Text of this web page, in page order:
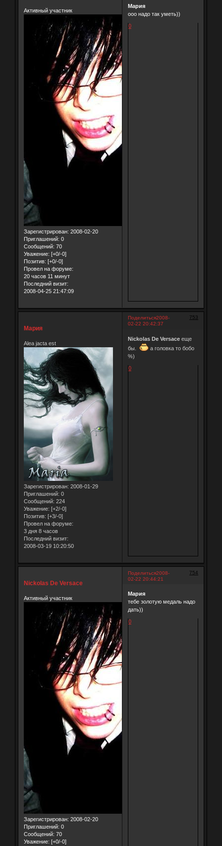
Активный участник
Зарегистрирован: 2008-02-20
Приглашений: 0
Сообщений: 70
Уважение: [+0/-0]
Позитив: [+0/-0]
Провел на форуме:
20 часов 11 минут
Последний визит:
2008-04-25 21:47:09
Мария
ооо надо так уметь))
0
Поделиться 753
2008-
02-22 20:42:37
Мария
Alea jacta est
Зарегистрирован: 2008-01-29
Приглашений: 0
Сообщений: 224
Уважение: [+2/-0]
Позитив: [+3/-0]
Провел на форуме:
3 дня 8 часов
Последний визит:
2008-03-19 10:20:50
Nickolas De Versaceеще
бы.
а головка то бобо
%)
0
Поделиться 754
2008-
02-22 20:44:21
Nickolas De Versace
Активный участник
Зарегистрирован: 2008-02-20
Приглашений: 0
Сообщений: 70
Уважение: [+0/-0]
Мария
тебе золотую медаль надо
дать))
0